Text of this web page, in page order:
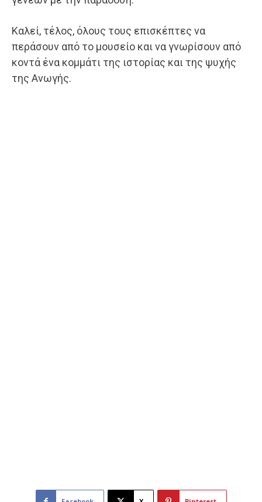
Καλεί, τέλος, όλους τους επισκέπτες να
περάσουν από το μουσείο και να γνωρίσουν από
κοντά ένα κομμάτι της ιστορίας και της ψυχής
της Ανωγής.